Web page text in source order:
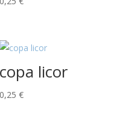
copa licor
0,25 €